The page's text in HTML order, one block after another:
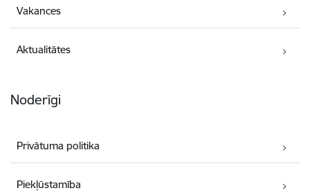
Vakances
Aktualitātes
Noderīgi
Privātuma politika
Piekļūstamība